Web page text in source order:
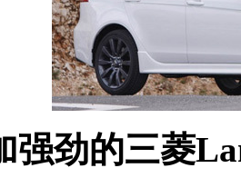
强劲的三菱